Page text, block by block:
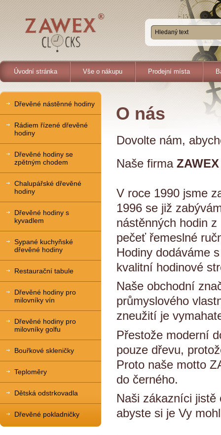
Úvodní stránka Vše o nákupu Prodejní místa
O nás
Dovolte nám,
Naše firma
V roce 1990 jsme
1996 se již
nástěnných hodin
pečeť řemeslné
Hodiny dodáváme
kvalitní hodinové
Naše obchodní
průmyslového
zneužití je
Přestože moderní
pouze dřevu,
Proto naše motto
do černého.
Naši zákazníci
abyste si je Vy
Dřevěné nástěnné hodiny
Rádiem řízené dřevěné
hodiny
Dřevěné hodiny se
zpětným chodem
Chalupářské dřevěné
hodiny
Dřevěné hodiny s
kyvadlem
Sypané kuchyňské
dřevěné hodiny
Restaurační tabule
Dřevěné hodiny pro
milovníky vín
Dřevěné hodiny pro
milovníky golfu
Bouřkové skleničky
Teploměry
Dětská odstrkovadla
Dřevěné pokladničky